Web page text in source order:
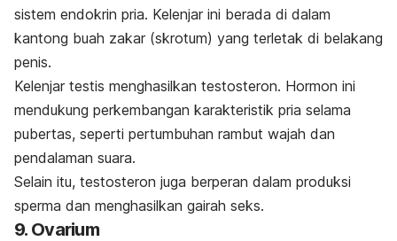
sistem endokrin pria. Kelenjar ini berada di dalam
kantong buah zakar (skrotum) yang terletak di belakang
penis.
Kelenjar testis menghasilkan testosteron. Hormon ini
mendukung perkembangan karakteristik pria selama
pubertas, seperti pertumbuhan rambut wajah dan
pendalaman suara.
Selain itu, testosteron juga berperan dalam produksi
sperma dan menghasilkan gairah seks.
9. Ovarium